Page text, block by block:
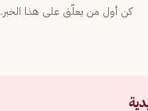
كن أول من يعلّق على هذا الخبر.